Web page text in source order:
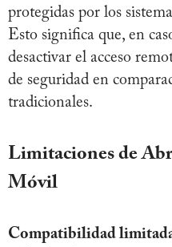
protegidas por los
Esto significa que, en
desactivar el acceso
de seguridad en
tradicionales.
Limitaciones de
Móvil
Compatibilidad